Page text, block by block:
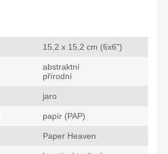
15,2 x 15,2 cm (6x6")
abstraktní
přírodní
jaro
papír (PAP)
Paper Heaven